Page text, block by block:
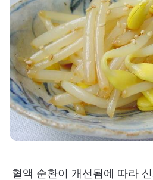
혈액 순환이 개선됨에 따라